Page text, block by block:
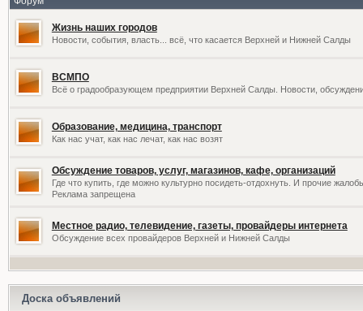
Жизнь наших городов
Новости, события, власть... всё, что касается Верхней и Нижней Салды
ВСМПО
Всё о градообразующем предприятии Верхней Салды. Новости,
Образование, медицина, транспорт
Как нас учат, как нас лечат, как нас возят
Обсуждение товаров, услуг, магазинов, кафе, организаций
Где что купить, где можно культурно посидеть-отдохнуть. И прочие
Реклама запрещена
Местное радио, телевидение, газеты, провайдеры интернета
Обсуждение всех провайдеров Верхней и Нижней Салды
Доска объявлений